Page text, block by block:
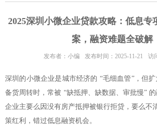
2025深圳小微企业贷款攻略：低息专
案，融资难题全破解
发布者：小编 发布时间：2025-11-21 访
深圳的小微企业是城市经济的 “毛细血管”，但扩
备货周转时，常被 “缺抵押、缺数据、审批慢”
企业主要么因没有房产抵押被银行拒贷，要么不
策红利，错过低息融资机会。